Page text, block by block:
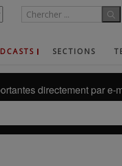
SECTIONS
directement par e-